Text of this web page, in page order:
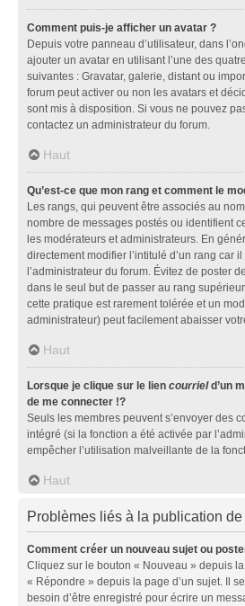
Comment puis-je afficher un avatar ?
Depuis votre panneau d’utilisateur, dans
ajouter un avatar en utilisant l’une des
suivantes : Gravatar, galerie, distant ou
forum peut activer ou non les avatars et
sont mis à disposition. Si vous ne pouvez
contactez un administrateur du forum.
Haut
Qu’est-ce que mon rang et comment le
Les rangs, qui peuvent être associés au
nombre de messages postés ou identifient
les modérateurs et administrateurs. En
directement modifier l’intitulé d’un rang car
l’administrateur du forum. Évitez de poster
dans le seul but de passer au rang
cette pratique est rarement tolérée et un
administrateur) peut facilement abaisser
Haut
Lorsque je clique sur le lien courrield’un
de me connecter !?
Seuls les membres peuvent s’envoyer des
intégré (si la fonction a été activée par
empêcher l’utilisation malveillante de la
Haut
Problèmes liés à la publication
Comment créer un nouveau sujet ou
Cliquez sur le bouton « Nouveau » depuis la
« Répondre » depuis la page d’un sujet. Il
besoin d’être enregistré pour écrire un